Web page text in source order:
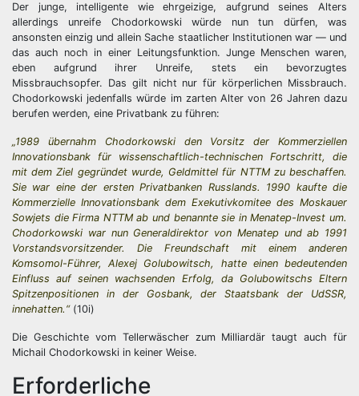
Der junge, intelligente wie ehrgeizige, aufgrund seines Alters
allerdings unreife Chodorkowski würde nun tun dürfen, was
ansonsten einzig und allein Sache staatlicher Institutionen war — und
das auch noch in einer Leitungsfunktion. Junge Menschen waren,
eben aufgrund ihrer Unreife, stets ein bevorzugtes
Missbrauchsopfer. Das gilt nicht nur für körperlichen Missbrauch.
Chodorkowski jedenfalls würde im zarten Alter von 26 Jahren dazu
berufen werden, eine Privatbank zu führen:
„1989 übernahm Chodorkowski den Vorsitz der Kommerziellen
Innovationsbank für wissenschaftlich-technischen Fortschritt, die
mit dem Ziel gegründet wurde, Geldmittel für NTTM zu beschaffen.
Sie war eine der ersten Privatbanken Russlands. 1990 kaufte die
Kommerzielle Innovationsbank dem Exekutivkomitee des Moskauer
Sowjets die Firma NTTM ab und benannte sie in Menatep-Invest um.
Chodorkowski war nun Generaldirektor von Menatep und ab 1991
Vorstandsvorsitzender. Die Freundschaft mit einem anderen
Komsomol-Führer, Alexej Golubowitsch, hatte einen bedeutenden
Einfluss auf seinen wachsenden Erfolg, da Golubowitschs Eltern
Spitzenpositionen in der Gosbank, der Staatsbank der UdSSR,
innehatten.“(10i)
Die Geschichte vom Tellerwäscher zum Milliardär taugt auch für
Michail Chodorkowski in keiner Weise.
Erforderliche